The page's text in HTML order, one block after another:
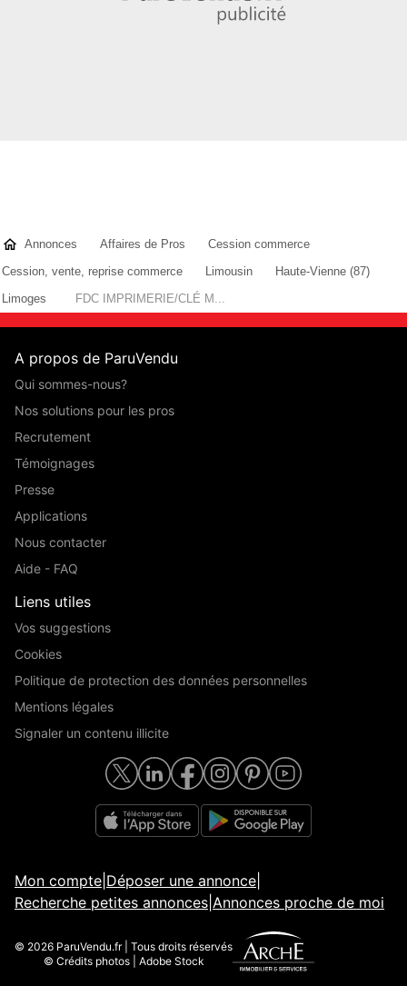
Annonces Affaires de Pros
Cession commerce
Cession, vente, reprise commerce
Limousin
Haute-Vienne (87)
Limoges
FDC IMPRIMERIE/CLÉ M...
A propos de ParuVendu
Qui sommes-nous?
Nos solutions pour les pros
Recrutement
Témoignages
Presse
Applications
Nous contacter
Aide - FAQ
Liens utiles
Vos suggestions
Cookies
Politique de protection des données personnelles
Mentions légales
Signaler un contenu illicite
Mon compte Déposer une annonce
Recherche petites annonces Annonces proche de moi
© 2026 ParuVendu.fr | Tous droits réservés
© Crédits photos | Adobe Stock